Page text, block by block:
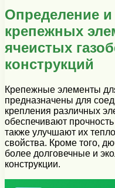
Определение и
крепежных
ячеистых
конструкций
Крепежные элементы
предназначены для
крепления различных
обеспечивают
также улучшают их
свойства. Кроме того,
более долговечные и
конструкции.